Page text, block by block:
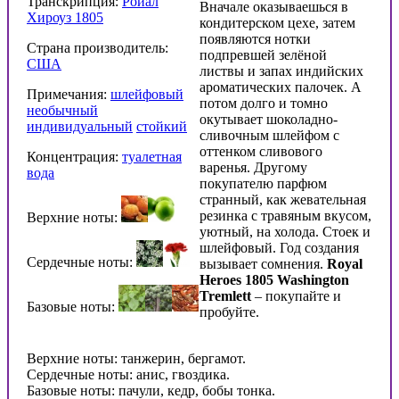
Хироуз 1805
Страна производитель:
США
Примечания: шлейфовый
необычный
индивидуальный стойкий
Концентрация: туалетная
вода
Верхние ноты:
Сердечные ноты:
Базовые ноты:
Вначале оказываешься в
кондитерском цехе, затем
появляются нотки
подпревшей зелёной
листвы и запах индийских
ароматических палочек. А
потом долго и томно
окутывает шоколадно-
сливочным шлейфом с
оттенком сливового
варенья. Другому
покупателю парфюм
странный, как жевательная
резинка с травяным вкусом,
уютный, на холода. Стоек и
шлейфовый. Год создания
вызывает сомнения. Royal
Heroes 1805 Washington
Tremlett – покупайте и
пробуйте.
Верхние ноты: танжерин, бергамот.
Сердечные ноты: анис, гвоздика.
Базовые ноты: пачули, кедр, бобы тонка.